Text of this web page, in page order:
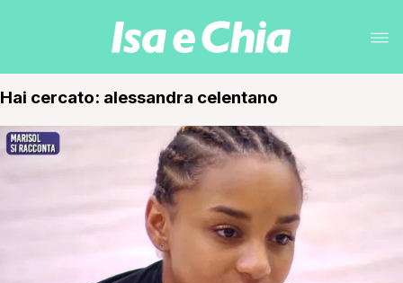
Hai cercato: alessandra celentano